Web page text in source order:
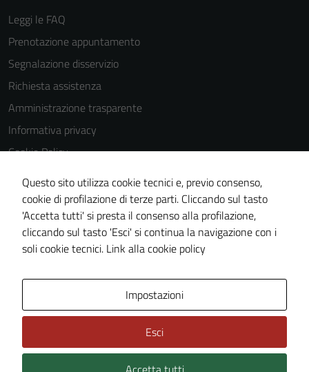
Leggi le FAQ
Prenotazione appuntamento
Segnalazione disservizio
Richiesta assistenza
Amministrazione trasparente
Informativa privacy
Cookie Policy
Note legali
Dichiarazione di accessibilità
Segnalazioni di inaccessibilità
Piano di miglioramento del sito
Questo sito utilizza cookie tecnici e, previo consenso,
cookie di profilazione di terze parti. Cliccando sul tasto
'Accetta tutti' si presta il consenso alla profilazione,
cliccando sul tasto 'Esci' si continua la navigazione con i
soli cookie tecnici. Link alla cookie policy
Impostazioni
Esci
cookies può
peggiore la
navigazione e
la fruizione
delle
funzionalità
del sito.